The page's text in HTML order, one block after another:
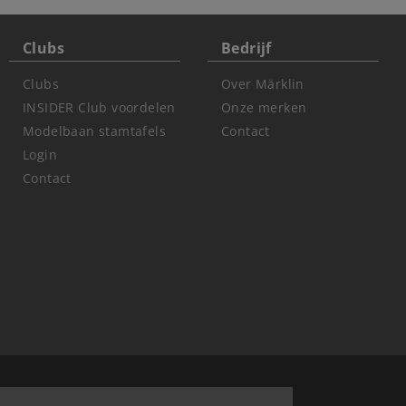
Clubs
Clubs
INSIDER Club voordelen
Modelbaan stamtafels
Login
Contact
Bedrijf
Over Märklin
Onze merken
Contact